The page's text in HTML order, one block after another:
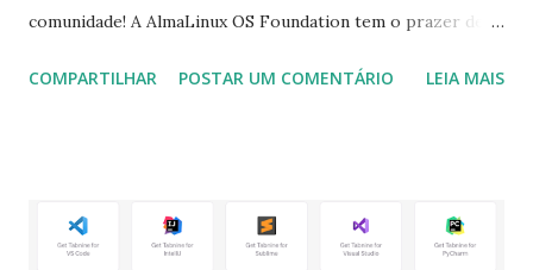
comunidade! A AlmaLinux OS Foundation tem o prazer de
Esta versão estável para arquiteturas x86_64 e ARM está
comunidade AlmaLinux para discutir. A imagem do
Raspberry Pi também foi atualizada para a versão mais
COMPARTILHAR POSTAR UM COMENTÁRIO LEIA MAIS